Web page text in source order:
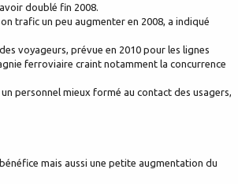
doublé fin 2008.
trafic un peu augmenter en 2008, a indiqué
voyageurs, prévue en 2010 pour les lignes
ferroviaire craint notamment la concurrence
personnel mieux formé au contact des usagers,
mais aussi une petite augmentation du